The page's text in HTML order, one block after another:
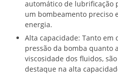
automático de lubrificação
um bombeamento preciso
energia.
Alta capacidade: Tanto em
pressão da bomba quanto
viscosidade dos fluidos,
destaque na alta